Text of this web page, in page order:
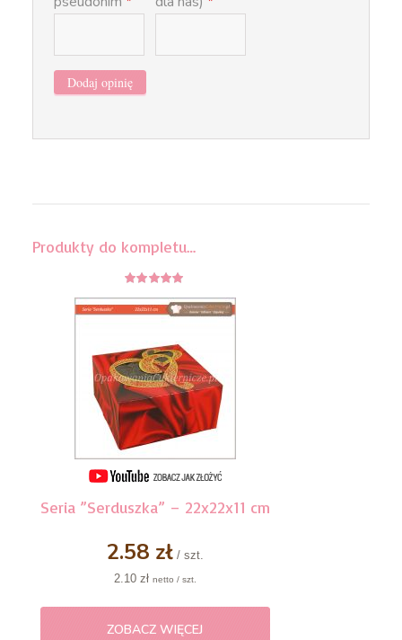
Produkty do kompletu…
5z 5
Seria ”Serduszka” – 22x22x11 cm
2.58 zł/ szt.
2.10 zł netto / szt.
ZOBACZ WIĘCEJ